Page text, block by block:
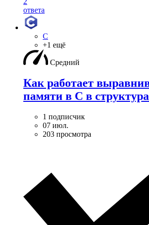
ответа
C
+1 ещё
Средний
Как работает
памяти в С в
1 подписчик
07 июл.
203 просмотра